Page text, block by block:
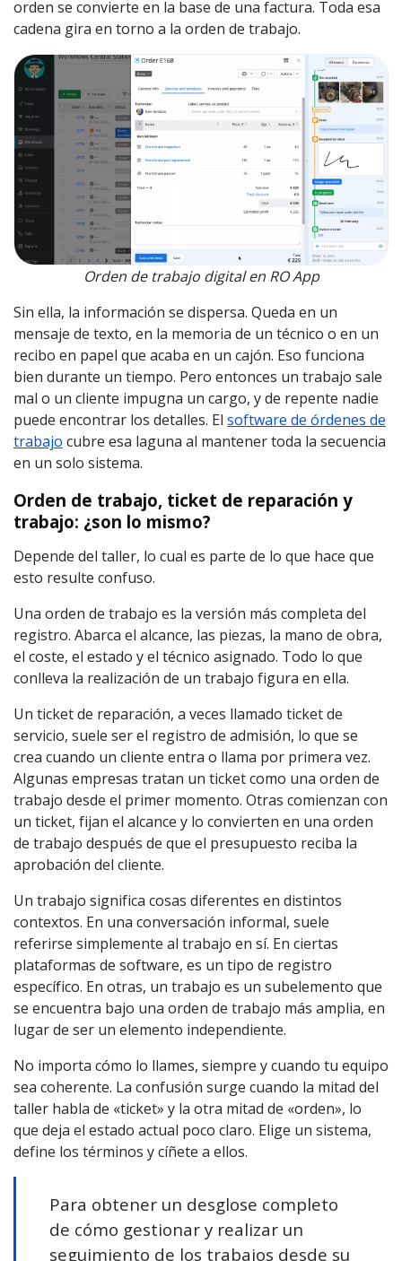
orden se convierte en la base de una factura. Toda esa
cadena gira en torno a la orden de trabajo.
Orden de trabajo digital en RO App
Sin ella, la información se dispersa. Queda en un
mensaje de texto, en la memoria de un técnico o en un
recibo en papel que acaba en un cajón. Eso funciona
bien durante un tiempo. Pero entonces un trabajo sale
mal o un cliente impugna un cargo, y de repente nadie
puede encontrar los detalles. El software de órdenes de
trabajo cubre esa laguna al mantener toda la secuencia
en un solo sistema.
Orden de trabajo, ticket de reparación y
trabajo: ¿son lo mismo?
Depende del taller, lo cual es parte de lo que hace que
esto resulte confuso.
Una orden de trabajo es la versión más completa del
registro. Abarca el alcance, las piezas, la mano de obra,
el coste, el estado y el técnico asignado. Todo lo que
conlleva la realización de un trabajo figura en ella.
Un ticket de reparación, a veces llamado ticket de
servicio, suele ser el registro de admisión, lo que se
crea cuando un cliente entra o llama por primera vez.
Algunas empresas tratan un ticket como una orden de
trabajo desde el primer momento. Otras comienzan con
un ticket, fijan el alcance y lo convierten en una orden
de trabajo después de que el presupuesto reciba la
aprobación del cliente.
Un trabajo significa cosas diferentes en distintos
contextos. En una conversación informal, suele
referirse simplemente al trabajo en sí. En ciertas
plataformas de software, es un tipo de registro
específico. En otras, un trabajo es un subelemento que
se encuentra bajo una orden de trabajo más amplia, en
lugar de ser un elemento independiente.
No importa cómo lo llames, siempre y cuando tu equipo
sea coherente. La confusión surge cuando la mitad del
taller habla de «ticket» y la otra mitad de «orden», lo
que deja el estado actual poco claro. Elige un sistema,
define los términos y cíñete a ellos.
Para obtener un desglose completo
de cómo gestionar y realizar un
seguimiento de los trabajos desde su